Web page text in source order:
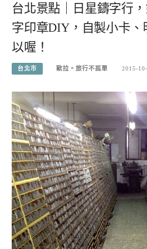
台北景點｜日星鑄字行
字印章DIY，自製小卡、
以喔！
台北市 歐拉。旅行不孤單 2015-